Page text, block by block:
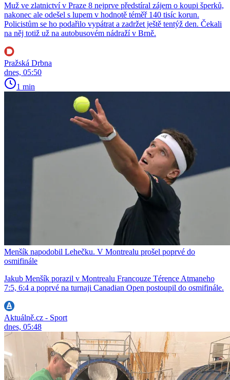
Muž ve zlatnictví v Praze 8 nejprve předstíral zájem o koupi šperků,
nakonec ale odešel s lupem v hodnotě téměř 140 tisíc korun.
Policistům se ho podařilo vypátrat a zadržet ještě tentýž den. Čekali
na něj totiž už na autobusovém nádraží v Brně.
Pražská Drbna
dnes, 05:50
1 min
Menšík napodobil Lehečku. V Montrealu prošel poprvé do
osmifinále
Jakub Menšík porazil v Montrealu Francouze Térence Atmaneho
7:5, 6:4 a poprvé na turnaji Canadian Open postoupil do osmifinále.
Aktuálně.cz - Sport
dnes, 05:48